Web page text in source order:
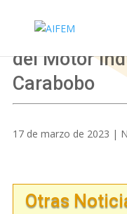
AIFEM
del Motor
Carabobo
17 de marzo de 2023 |
Otras